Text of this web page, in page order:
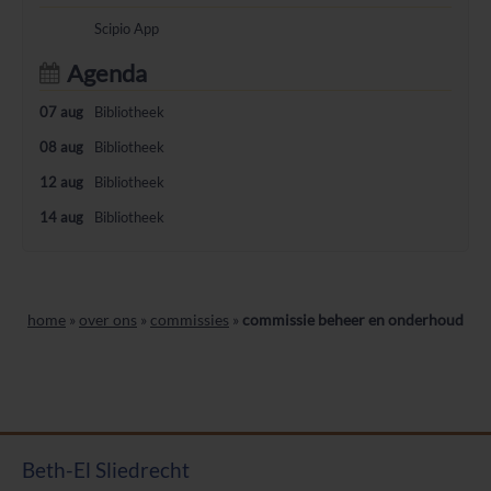
Scipio App
Agenda
07 aug Bibliotheek
08 aug Bibliotheek
12 aug Bibliotheek
14 aug Bibliotheek
home » over ons » commissies » commissie beheer en onderhoud
Beth-El Sliedrecht